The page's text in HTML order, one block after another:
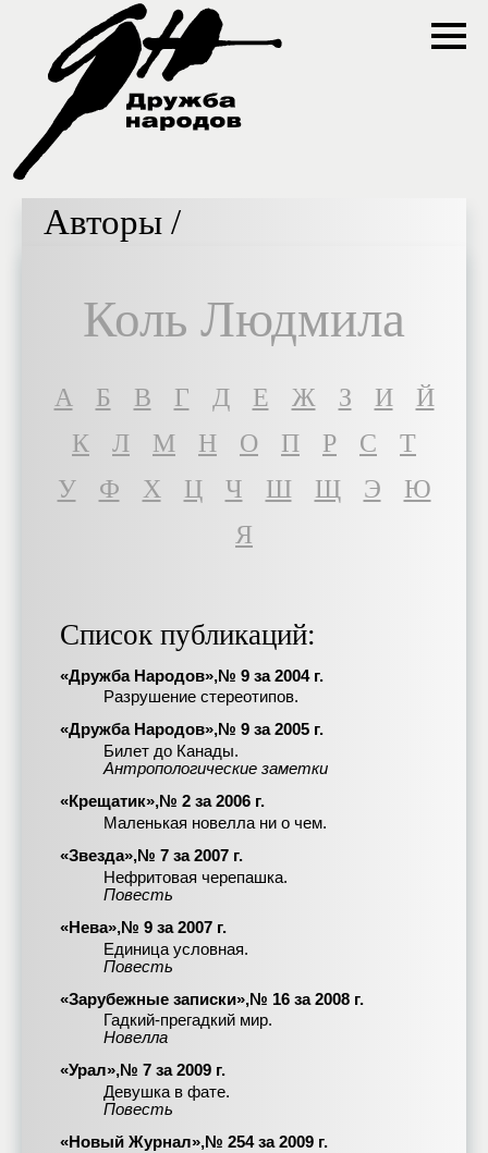
Авторы /
Коль Людмила
A Б В Г Д Е Ж З И
Й
К
Л М Н О П Р С
Т
У
Ф Х Ц Ч Ш Щ Э
Ю
Я
Список публикаций:
«Дружба Народов»,№ 9 за 2004 г.
Разрушение стереотипов.
«Дружба Народов»,№ 9 за 2005 г.
Билет до Канады.
Антропологические заметки
«Крещатик»,№ 2 за 2006 г.
Маленькая новелла ни о чем.
«Звезда»,№ 7 за 2007 г.
Нефритовая черепашка.
Повесть
«Нева»,№ 9 за 2007 г.
Единица условная.
Повесть
«Зарубежные записки»,№ 16 за 2008 г.
Гадкий-прегадкий мир.
Новелла
«Урал»,№ 7 за 2009 г.
Девушка в фате.
Повесть
«Новый Журнал»,№ 254 за 2009 г.